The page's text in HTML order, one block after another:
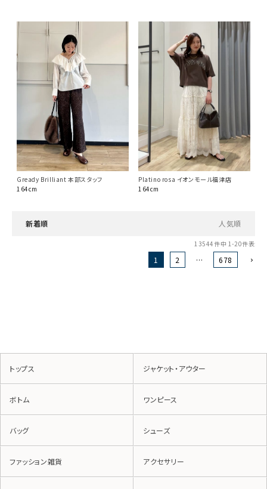
Gready Brilliant 本部スタッフ
164cm
Platino rosa イオンモール福津店
164cm
新着順 人気順
13544 件中 1-20件表示
1 2 … 678
トップス ジャケット・アウター
ボトム ワンピース
バッグ シューズ
ファッション雑貨 アクセサリー